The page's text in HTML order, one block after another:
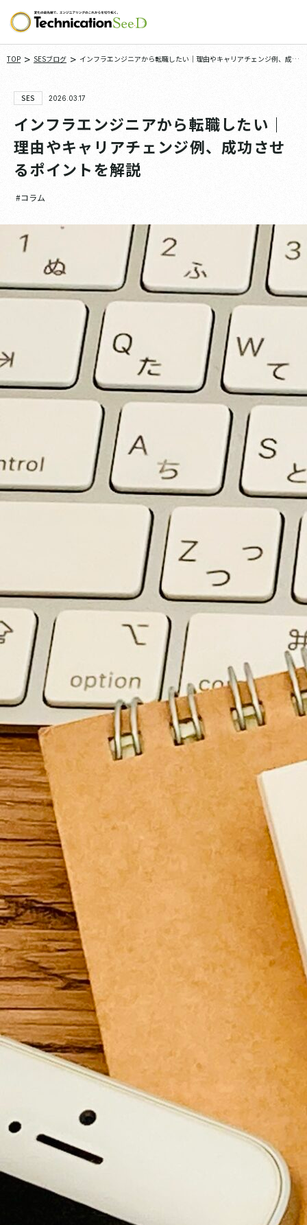
TOP > SESブログ > インフラエンジニアから転職したい｜理由やキャリアチェンジ例、成功
SES 2026.03.17
インフラエンジニアから転職したい｜
理由やキャリアチェンジ例、成功させ
るポイントを解説
#コラム